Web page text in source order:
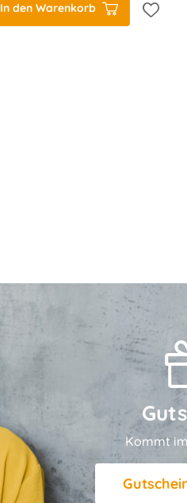
In den Warenkorb
Kommt